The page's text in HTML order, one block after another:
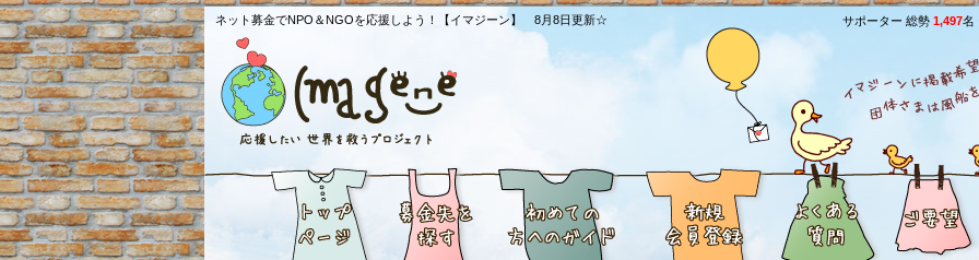
ネット募金でNPO＆NGOを応援しよう！【イマジーン】 8月8日更新☆ サポーター 総勢 1,497名